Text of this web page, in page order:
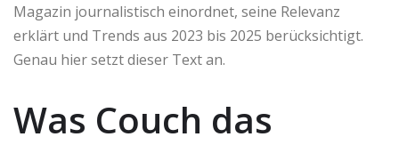
Magazin journalistisch einordnet, seine Relevanz
erklärt und Trends aus 2023 bis 2025 berücksichtigt.
Genau hier setzt dieser Text an.
Was Couch das